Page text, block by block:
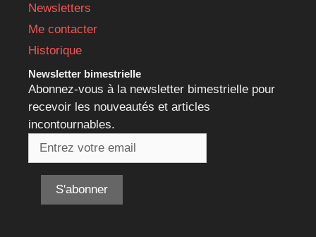
Newsletters
Me contacter
Historique
Newsletter bimestrielle
Abonnez-vous à la newsletter bimestrielle pour
recevoir les nouveautés et articles
incontournables.